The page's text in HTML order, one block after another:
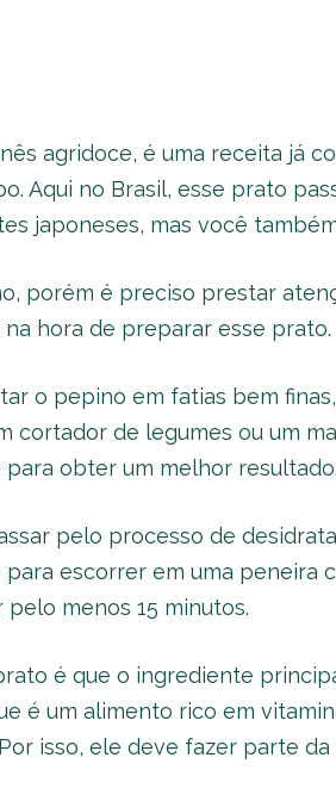
agridoce, é uma receita já
Aqui no Brasil, esse prato
japoneses, mas você
porém é preciso prestar
hora de preparar esse prato.
o pepino em fatias bem
cortador de legumes ou um
obter um melhor resultado.
pelo processo de
escorrer em uma peneira
menos 15 minutos.
é que o ingrediente
é um alimento rico em
isso, ele deve fazer parte da